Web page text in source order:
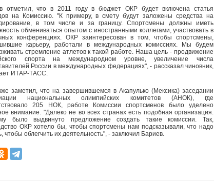
отметил, что в 2011 году в бюджет ОКР будет включена статья
на Комиссию. "К примеру, в смету будут заложены средства на
в том числе и за границу. Спортсмены должны иметь
обмениваться опытом с иностранными коллегами, участвовать в
конференциях. ОКР заинтересован в том, чтобы спортсмены,
карьеру, работали в международных комиссиях. Мы будем
стремление атлетов к такой работе. Наша цель - продвижение
спорта на международном уровне, увеличение числа
России в международных федерациях", - рассказал чиновник,
ИТАР-ТАСС.
заметил, что на завершившемся в Акапулько (Мексика) заседании
национальных олимпийских комитетов (АНОК), где
205 НОК, работе Комиссии спортсменов было уделено
внимание. "Далеко не во всех странах есть подобная организация.
было выдвинуто предложение создать такие комиссии. Так,
ОКР хотело бы, чтобы спортсмены нам подсказывали, что надо
чтобы облегчить их деятельность", - заключил Бариев.